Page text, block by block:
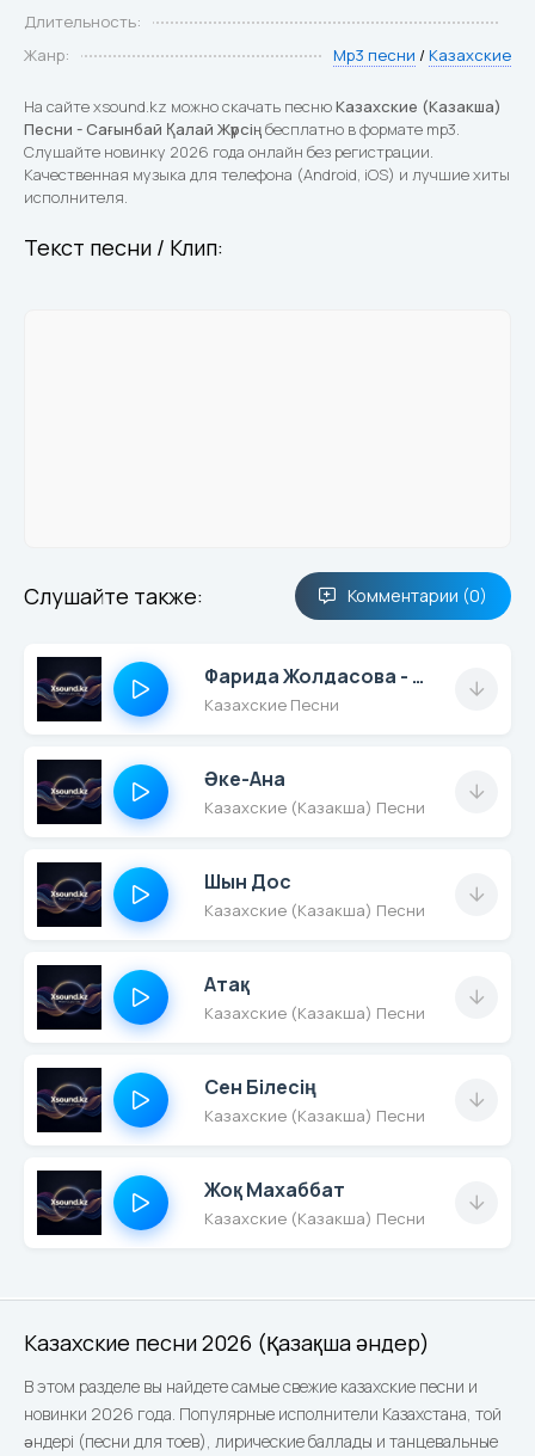
Казахские песни 2026 (Қазақша әндер)
В этом разделе вы найдете самые свежие казахские песни и
новинки 2026 года. Популярные исполнители Казахстана, той
әндері (песни для тоев), лирические баллады и танцевальные
Длительность:
Жанр:
Mp3 песни / Казахские
На сайте xsound.kz можно скачать песнюКазахские (Казакша)
Песни - Сағынбай Қалай Жүрсіңбесплатно в формате mp3.
Слушайте новинку 2026 года онлайн без регистрации.
Качественная музыка для телефона (Android, iOS) и лучшие хиты
исполнителя.
Текст песни / Клип:
Слушайте также: Комментарии (0)
Фарида Жолдасова - Қалай
Казахские Песни
Әке-Ана
Казахские (Казакша) Песни
Шын Дос
Казахские (Казакша) Песни
Атақ
Казахские (Казакша) Песни
Сен Білесің
Казахские (Казакша) Песни
Жоқ Махаббат
Казахские (Казакша) Песни